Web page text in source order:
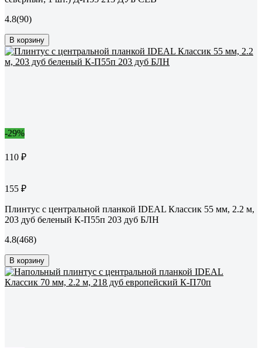
4.8(90)
В корзину
-29%
110 ₽
155 ₽
Плинтус с центральной планкой IDEAL Классик 55 мм, 2.2 м,
203 дуб беленый К-П55п 203 дуб БЛН
4.8(468)
В корзину